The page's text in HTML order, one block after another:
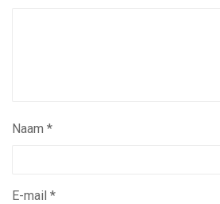
Naam *
E-mail *